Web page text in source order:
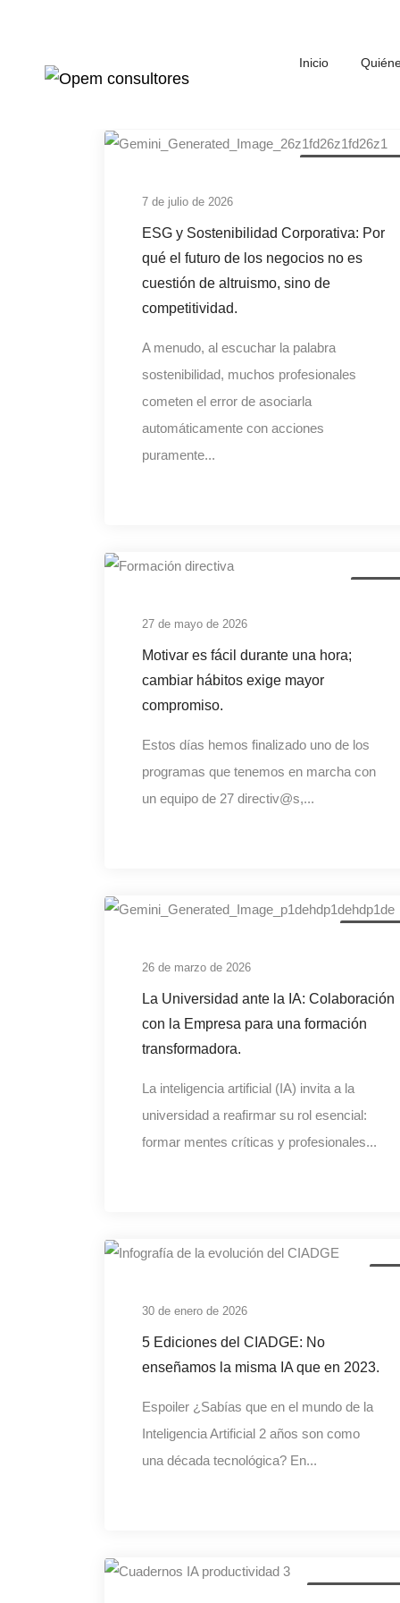
Inicio
7 de julio de 2026
ESG y Sostenibilidad Corporativa: Por
qué el futuro de los negocios no es
cuestión de altruismo, sino de
competitividad.
A menudo, al escuchar la palabra
sostenibilidad, muchos profesionales
cometen el error de asociarla
automáticamente con acciones
puramente...
27 de mayo de 2026
Motivar es fácil durante una hora;
cambiar hábitos exige mayor
compromiso.
Estos días hemos finalizado uno de los
programas que tenemos en marcha con
un equipo de 27 directiv@s,...
26 de marzo de 2026
La Universidad ante la IA: Colaboración
con la Empresa para una formación
transformadora.
La inteligencia artificial (IA) invita a la
universidad a reafirmar su rol esencial:
formar mentes críticas y profesionales...
30 de enero de 2026
5 Ediciones del CIADGE: No
enseñamos la misma IA que en 2023.
Espoiler ¿Sabías que en el mundo de la
Inteligencia Artificial 2 años son como
una década tecnológica? En...